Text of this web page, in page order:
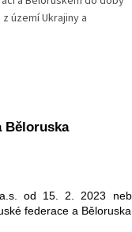
území Ukrajiny a
Běloruska
od 15. 2. 2023
federace a